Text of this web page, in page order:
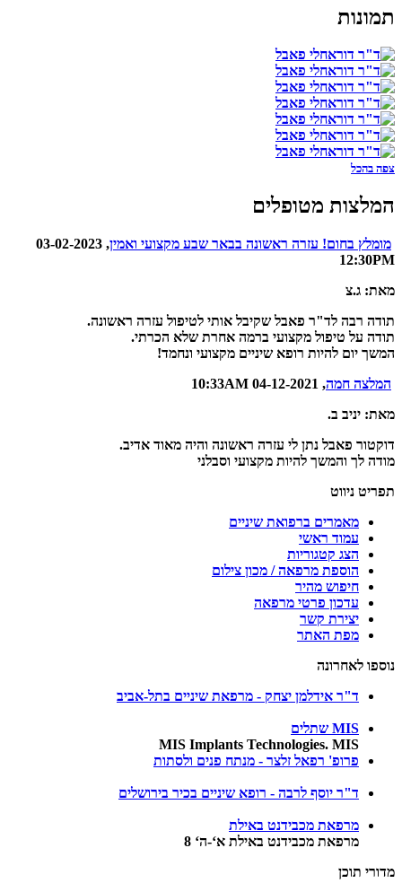
תמונות
צפה בהכל
המלצות מטופלים
מומלץ בחום! עזרה ראשונה בבאר שבע מקצועי ואמין , 03-02-2023
12:30PM
מאת: ג.צ
תודה רבה לד"ר פאבל שקיבל אותי לטיפול עזרה ראשונה.
תודה על טיפול מקצועי ברמה אחרת שלא הכרתי.
המשך יום להיות רופא שיניים מקצועי ונחמד!
המלצה חמה, 04-12-2021 10:33AM
מאת: יניב ב.
דוקטור פאבל נתן לי עזרה ראשונה והיה מאוד אדיב.
מודה לך והמשך להיות מקצועי וסבלני
תפריט ניווט
מאמרים ברפואת שיניים
עמוד ראשי
הצג קטגוריות
הוספת מרפאה / מכון צילום
חיפוש מהיר
עדכון פרטי מרפאה
יצירת קשר
מפת האתר
נוספו לאחרונה
ד"ר אידלמן יצחק - מרפאת שיניים בתל-אביב
MIS שתלים
MIS Implants Technologies. MIS
פרופ' רפאל זלצר - מנתח פנים ולסתות
ד"ר יוסף לרבה - רופא שיניים בכיר בירושלים
מרפאת מכבידנט באילת
מרפאת מכבידנט באילת א‘-ה‘ 8
מדורי תוכן